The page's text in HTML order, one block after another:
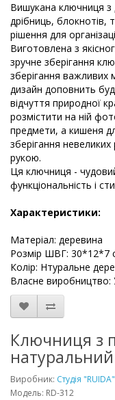
Вишукана ключниця
дрібниць, блокнотів,
рішення для
Виготовлена з
зручне зберігання
зберігання важливих
дизайн доповнить
відчуття природної
розмістити на ній
предмети, а кишеня
зберігання
рукою.
Ця ключниця -
функціональність і
Характеристики:
Матеріал: деревина
Розмір ШВГ: 30*12*7
Колір: Нтуральне
Власне виробництво:
Ключниця з
натуральний
Виробник: Студія "RUIDA"
Модель: RD-312